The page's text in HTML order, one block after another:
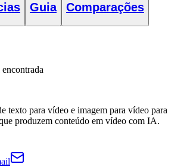
Guia Comparações
texto para vídeo e imagem para vídeo para
produzem conteúdo em vídeo com IA.